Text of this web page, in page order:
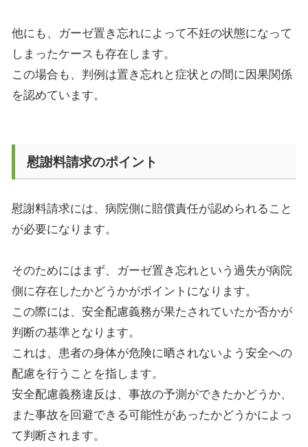
他にも、ガーゼ置き忘れによって不妊の状態になって
しまったケースも存在します。
この場合も、判例は置き忘れと症状との間に因果関係
を認めています。
慰謝料請求のポイント
慰謝料請求には、病院側に賠償責任が認められること
が必要になります。
そのためにはまず、ガーゼ置き忘れという過失が病院
側に存在したかどうかがポイントになります。
この際には、安全配慮義務が果たされていたか否かが
判断の基準となります。
これは、患者の身体が危険に晒されないよう安全への
配慮を行うことを指します。
安全配慮義務違反は、事故の予測ができたかどうか、
また事故を回避できる可能性があったかどうかによっ
て判断されます。